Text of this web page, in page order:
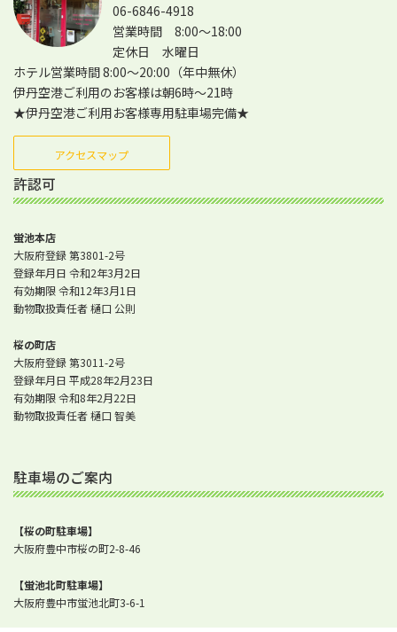
06-6846-4918
営業時間 8:00～18:00
定休日 水曜日
ホテル営業時間 8:00～20:00（年中無休）
伊丹空港ご利用のお客様は朝6時～21時
★伊丹空港ご利用お客様専用駐車場完備★
アクセスマップ
許認可
蛍池本店
大阪府登録 第3801-2号
登録年月日 令和2年3月2日
有効期限 令和12年3月1日
動物取扱責任者 樋口 公則
桜の町店
大阪府登録 第3011-2号
登録年月日 平成28年2月23日
有効期限 令和8年2月22日
動物取扱責任者 樋口 智美
駐車場のご案内
【桜の町駐車場】
大阪府豊中市桜の町2-8-46
【蛍池北町駐車場】
大阪府豊中市蛍池北町3-6-1